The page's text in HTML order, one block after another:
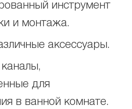
инструмент
и монтажа.
аксессуары.
для
в ванной комнате.